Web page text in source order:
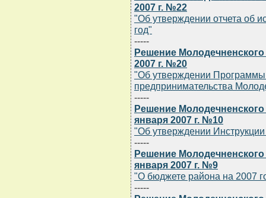
2007 г. №22
"Об утверждении отчета об
год"
-----
Решение
2007 г. №20
"Об утверждении
предпринимательства
-----
Решение Молодечненского
января 2007 г. №10
"Об утверждении
-----
Решение Молодечненского
января 2007 г. №9
"О бюджете района на 2007
-----